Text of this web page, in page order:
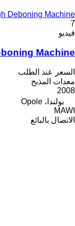
Deboning Machine
7
فيديو
Machine
السعر عند الطلب
معدات المذبح
2008
بولندا، Opole
MAWI
الاتصال بالبائع